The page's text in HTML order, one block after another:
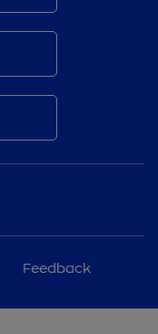
Feedback